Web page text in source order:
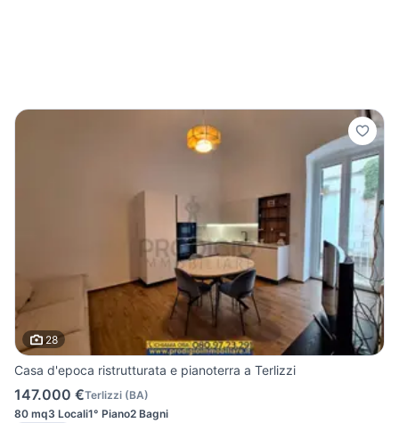
28
Casa d'epoca ristrutturata e pianoterra a Terlizzi
147.000 €Terlizzi (BA)
80 mq3 Locali1° Piano2 Bagni